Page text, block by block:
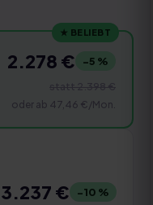
2.278 € −5 %
oder ab 47,46 € /Mon.
★ BELIEBT
3.237 € −10 %